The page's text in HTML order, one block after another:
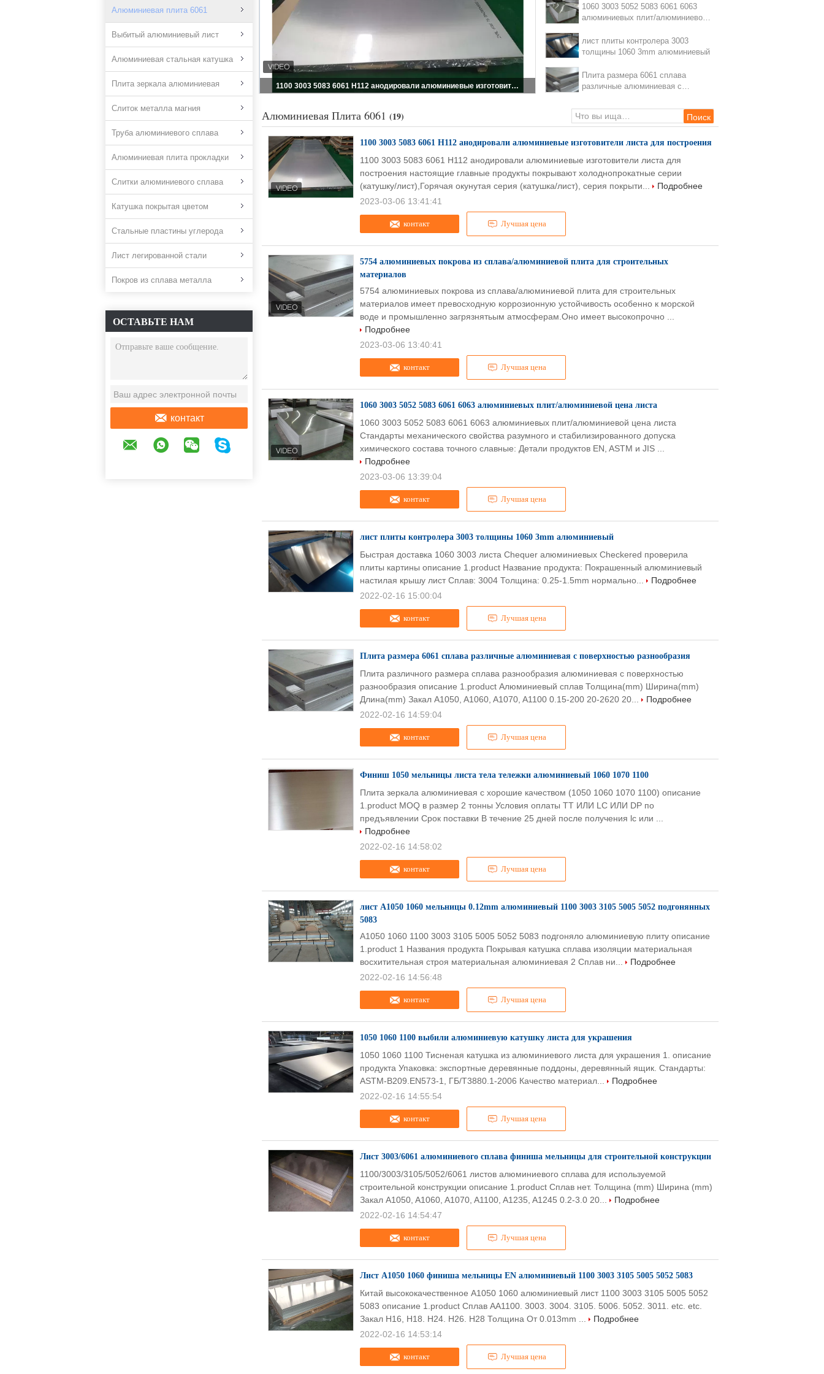
Алюминиевая плита 6061
Выбитый алюминиевый лист
Алюминиевая стальная катушка
Плита зеркала алюминиевая
Слиток металла магния
Труба алюминиевого сплава
Алюминиевая плита прокладки
Слитки алюминиевого сплава
Катушка покрытая цветом
Стальные пластины углерода
Лист легированной стали
Покров из сплава металла
ОСТАВЬТЕ НАМ
СООБЩЕНИЕ
контакт
1100 3003 5083 6061 H112 анодировали алюминиевые изготовители листа для построения
1060 3003 5052 5083 6061 6063
алюминиевых плит/алюминиевой
лист плиты контролера 3003
толщины 1060 3mm алюминиевый
Плита размера 6061 сплава
различные алюминиевая с
Алюминиевая Плита 6061 (19)
1100 3003 5083 6061 H112 анодировали алюминиевые изготовители листа для построения
контакт Лучшая цена
1100 3003 5083 6061 H112 анодировали алюминиевые изготовители листа для
построения настоящие главные продукты покрывают холоднопрокатные серии
(катушку/лист),Горячая окунутая серия (катушка/лист), серия покрыти...
Подробнее
2023-03-06 13:41:41
5754 алюминиевых покрова из сплава/алюминиевой плита для строительных
материалов
контакт Лучшая цена
5754 алюминиевых покрова из сплава/алюминиевой плита для строительных
материалов имеет превосходную коррозионную устойчивость особенно к морской
воде и промышленно загрязнятьым атмосферам.Оно имеет высокопрочно ...
Подробнее
2023-03-06 13:40:41
1060 3003 5052 5083 6061 6063 алюминиевых плит/алюминиевой цена листа
контакт Лучшая цена
1060 3003 5052 5083 6061 6063 алюминиевых плит/алюминиевой цена листа
Стандарты механического свойства разумного и стабилизированного допуска
химического состава точного славные: Детали продуктов EN, ASTM и JIS ...
Подробнее
2023-03-06 13:39:04
лист плиты контролера 3003 толщины 1060 3mm алюминиевый
контакт Лучшая цена
Быстрая доставка 1060 3003 листа Chequer алюминиевых Checkered проверила
плиты картины описание 1.product Название продукта: Покрашенный алюминиевый
настилая крышу лист Сплав: 3004 Толщина: 0.25-1.5mm нормально...
Подробнее
2022-02-16 15:00:04
Плита размера 6061 сплава различные алюминиевая с поверхностью разнообразия
контакт Лучшая цена
Плита различного размера сплава разнообразия алюминиевая с поверхностью
разнообразия описание 1.product Алюминиевый сплав Толщина(mm) Ширина(mm)
Длина(mm) Закал A1050, A1060, A1070, A1100 0.15-200 20-2620 20...
Подробнее
2022-02-16 14:59:04
Финиш 1050 мельницы листа тела тележки алюминиевый 1060 1070 1100
контакт Лучшая цена
Плита зеркала алюминиевая с хорошие качеством (1050 1060 1070 1100) описание
1.product MOQ в размер 2 тонны Условия оплаты TT ИЛИ LC ИЛИ DP по
предъявлении Срок поставки В течение 25 дней после получения lc или ...
Подробнее
2022-02-16 14:58:02
лист A1050 1060 мельницы 0.12mm алюминиевый 1100 3003 3105 5005 5052 подгонянных
5083
контакт Лучшая цена
A1050 1060 1100 3003 3105 5005 5052 5083 подгоняло алюминиевую плиту описание
1.product 1 Названия продукта Покрывая катушка сплава изоляции материальная
восхитительная строя материальная алюминиевая 2 Сплав ни...
Подробнее
2022-02-16 14:56:48
1050 1060 1100 выбили алюминиевую катушку листа для украшения
контакт Лучшая цена
1050 1060 1100 Тисненая катушка из алюминиевого листа для украшения 1. описание
продукта Упаковка: экспортные деревянные поддоны, деревянный ящик. Стандарты:
ASTM-B209.EN573-1, ГБ/T3880.1-2006 Качество материал...
Подробнее
2022-02-16 14:55:54
Лист 3003/6061 алюминиевого сплава финиша мельницы для строительной конструкции
контакт Лучшая цена
1100/3003/3105/5052/6061 листов алюминиевого сплава для используемой
строительной конструкции описание 1.product Сплав нет. Толщина (mm) Ширина (mm)
Закал A1050, A1060, A1070, A1100, A1235, A1245 0.2-3.0 20...
Подробнее
2022-02-16 14:54:47
Лист A1050 1060 финиша мельницы EN алюминиевый 1100 3003 3105 5005 5052 5083
контакт Лучшая цена
Китай высококачественное A1050 1060 алюминиевый лист 1100 3003 3105 5005 5052
5083 описание 1.product Сплав AA1100. 3003. 3004. 3105. 5006. 5052. 3011. etc. etc.
Закал H16, H18. H24. H26. H28 Толщина От 0.013mm ...
Подробнее
2022-02-16 14:53:14